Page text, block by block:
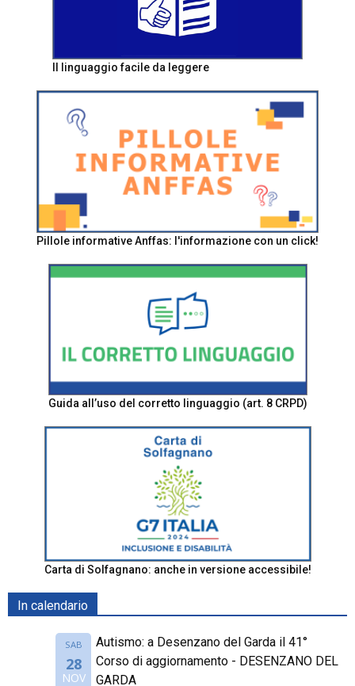
Il linguaggio facile da leggere
Pillole informative Anffas: l'informazione con un click!
Guida all’uso del corretto linguaggio (art. 8 CRPD)
Carta di Solfagnano: anche in versione accessibile!
In calendario
SAB
28
NOV
Autismo: a Desenzano del Garda il 41°
Corso di aggiornamento - DESENZANO DEL
GARDA